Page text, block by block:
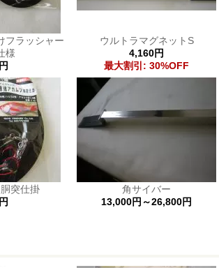
フラッシャー
様
ウルトラマグネットS
4,160円
最大割引: 30%OFF
突仕掛
角サイバー
13,000円～26,800円